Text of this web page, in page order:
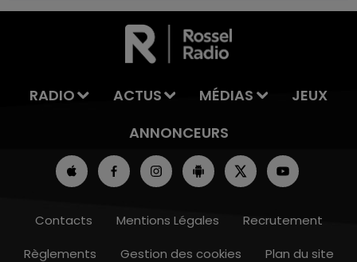
LA TEAM DE L'ÉTÉ
RADIO ACTUS MÉDIAS
JEUX
ANNONCEURS
Contacts Mentions Légales
Recrutement
Règlements
Gestion des cookies Plan du site